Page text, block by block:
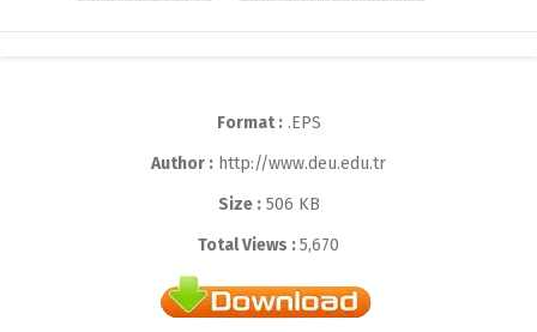
Format :.EPS
Author : http://www.deu.edu.tr
Size :506 KB
Total Views :5,670